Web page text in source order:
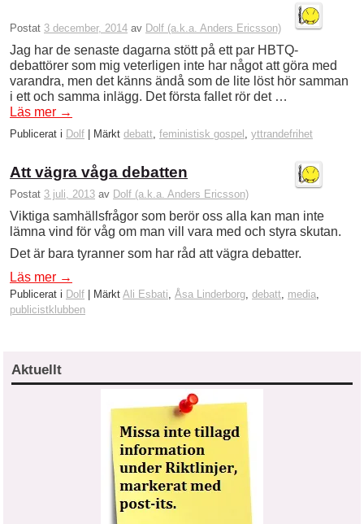
Postat 3 december, 2014 av Dolf (a.k.a. Anders Ericsson)
Jag har de senaste dagarna stött på ett par HBTQ-
debattörer som mig veterligen inte har något att göra med
varandra, men det känns ändå som de lite löst hör samman
i ett och samma inlägg. Det första fallet rör det …
Läs mer →
Publicerat i Dolf Märkt debatt feministisk gospel yttrandefrihet
Att vägra våga debatten
Postat 3 juli, 2013 av Dolf (a.k.a. Anders Ericsson)
Viktiga samhällsfrågor som berör oss alla kan man inte
lämna vind för våg om man vill vara med och styra skutan.
Det är bara tyranner som har råd att vägra debatter.
Läs mer →
Publicerat i Dolf Märkt Ali Esbati, Åsa Linderborg, debatt, media,
publicistklubben
Aktuellt